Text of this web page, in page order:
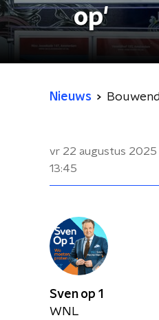
op'
Nieuws
vr 22 augustus 2025
13:45
Sven op 1
WNL